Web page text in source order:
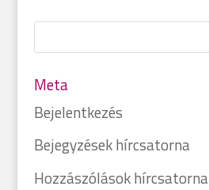
Meta
Bejelentkezés
Bejegyzések hírcsatorna
Hozzászólások hírcsatorna